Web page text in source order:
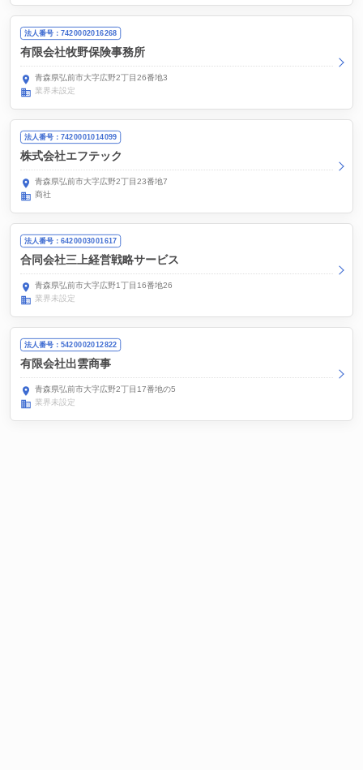
法人番号：7420002016268
有限会社牧野保険事務所
青森県弘前市大字広野2丁目26番地3
業界未設定
法人番号：7420001014099
株式会社エフテック
青森県弘前市大字広野2丁目23番地7
商社
法人番号：6420003001617
合同会社三上経営戦略サービス
青森県弘前市大字広野1丁目16番地26
業界未設定
法人番号：5420002012822
有限会社出雲商事
青森県弘前市大字広野2丁目17番地の5
業界未設定